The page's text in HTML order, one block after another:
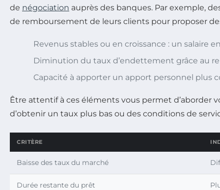
de négociation auprès des banques. Par exemple,
de remboursement de leurs clients pour proposer
Revenus stables ou en croissance : un salaire
Diminution du taux d’endettement grâce au
Capacité à apporter un apport personnel plus
Être attentif à ces éléments vous permet d’aborder
d’obtenir un taux plus bas ou des conditions de
CRITÈRE
Baisse des taux du marché
Durée restante du prêt